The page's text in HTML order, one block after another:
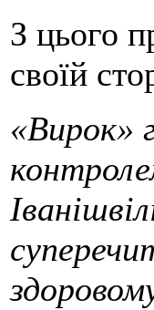
З цього
своїй
«Вирок»